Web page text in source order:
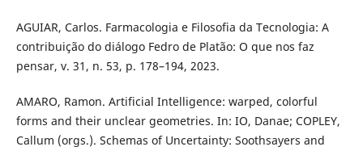
AGUIAR, Carlos. Farmacologia e Filosofia da Tecnologia: A
contribuição do diálogo Fedro de Platão: O que nos faz
pensar, v. 31, n. 53, p. 178–194, 2023.
AMARO, Ramon. Artificial Intelligence: warped, colorful
forms and their unclear geometries. In: IO, Danae; COPLEY,
Callum (orgs.). Schemas of Uncertainty: Soothsayers and